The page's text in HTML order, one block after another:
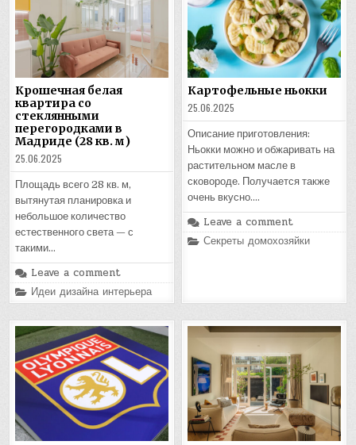
Крошечная белая
квартира со
стеклянными
перегородками в
Мадриде (28 кв. м)
25.06.2025
Площадь всего 28 кв. м,
вытянутая планировка и
небольшое количество
естественного света — с
такими…
Leave a comment
Posted
in
Идеи дизайна интерьера
Картофельные ньокки
25.06.2025
Описание приготовления:
Ньокки можно и обжаривать на
растительном масле в
сковороде. Получается также
очень вкусно….
Leave a comment
Posted
Секреты домохозяйки